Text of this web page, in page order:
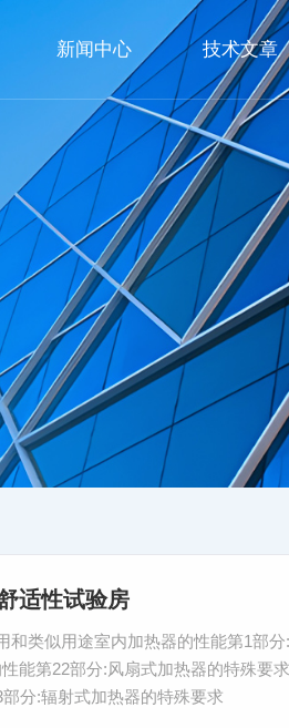
新闻中心 技术文章
适性试验房
和类似用途室内加热器的性能第1部
能第22部分:风扇式加热器的特殊要
分:辐射式加热器的特殊要求